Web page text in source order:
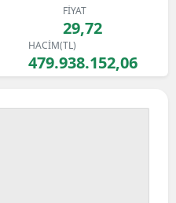
Antalya
Artvin
Aydın
Balıkesir
FİYAT
29,72
HACİM(TL)
479.938.152,06